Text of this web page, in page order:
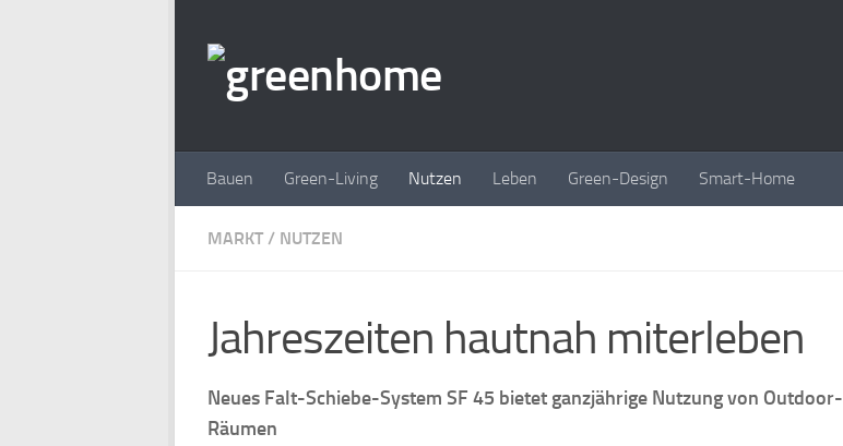
Bauen Green-Living Nutzen Leben Green-Design Smart-Home
MARKT / NUTZEN
Jahreszeiten hautnah miterleben
Neues Falt-Schiebe-System SF 45 bietet ganzjährige Nutzung von Outdoor-
Räumen